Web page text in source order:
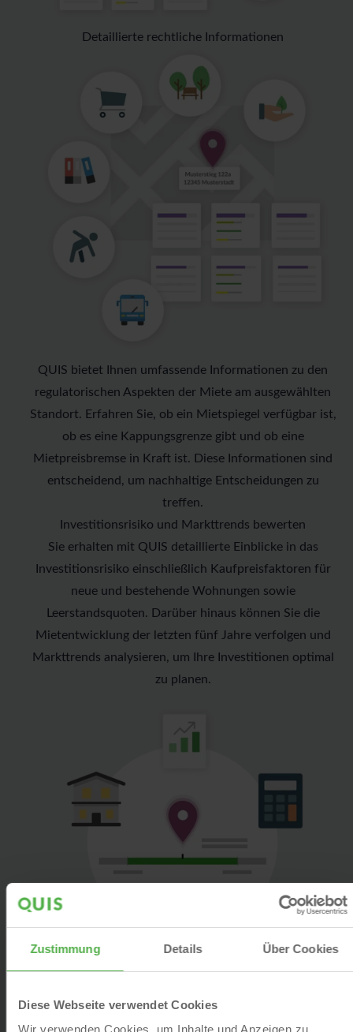
Zustimmung Details Über Cookies
Diese Webseite verwendet Cookies
Wir verwenden Cookies, um Inhalte und Anzeigen zu
Detaillierte rechtliche Informationen
QUIS bietet Ihnen umfassende Informationen zu den
regulatorischen Aspekten der Miete am ausgewählten
Standort. Erfahren Sie, ob ein Mietspiegel verfügbar ist,
ob es eine Kappungsgrenze gibt und ob eine
Mietpreisbremse in Kraft ist. Diese Informationen sind
entscheidend, um nachhaltige Entscheidungen zu
treffen.
Investitionsrisiko und Markttrends bewerten
Sie erhalten mit QUIS detaillierte Einblicke in das
Investitionsrisiko einschließlich Kaufpreisfaktoren für
neue und bestehende Wohnungen sowie
Leerstandsquoten. Darüber hinaus können Sie die
Mietentwicklung der letzten fünf Jahre verfolgen und
Markttrends analysieren, um Ihre Investitionen optimal
zu planen.